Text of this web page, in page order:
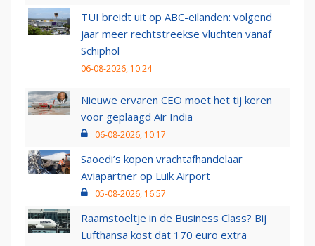
TUI breidt uit op ABC-eilanden: volgend
jaar meer rechtstreekse vluchten vanaf
Schiphol
06-08-2026, 10:24
Nieuwe ervaren CEO moet het tij keren
voor geplaagd Air India
06-08-2026, 10:17
Saoedi’s kopen vrachtafhandelaar
Aviapartner op Luik Airport
05-08-2026, 16:57
Raamstoeltje in de Business Class? Bij
Lufthansa kost dat 170 euro extra